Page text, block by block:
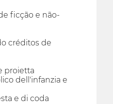
ficção e não-
créditos de
proietta
dell'infanzia e
e di coda